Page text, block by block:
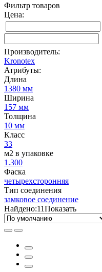
Фильтр товаров
Цена:
Производитель:
Kronotex
Атрибуты:
Длина
1380 мм
Ширина
157 мм
Толщина
10 мм
Класс
33
м2 в упаковке
1.300
Фаска
четырехсторонняя
Тип соединения
замковое соединение
Найдено:11Показать